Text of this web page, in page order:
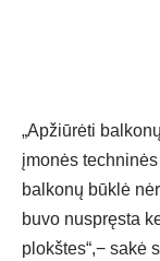
„Apžiūrėti
įmonės
balkonų būklė
buvo nuspręsta
plokštes“,− sakė